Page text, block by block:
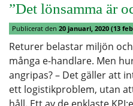
”Det lönsamma är
Publicerat den 20 januari, 2020 (13
Returer belastar miljön
många e-handlare. Men
angripas? – Det gäller att
ett logistikproblem, utan